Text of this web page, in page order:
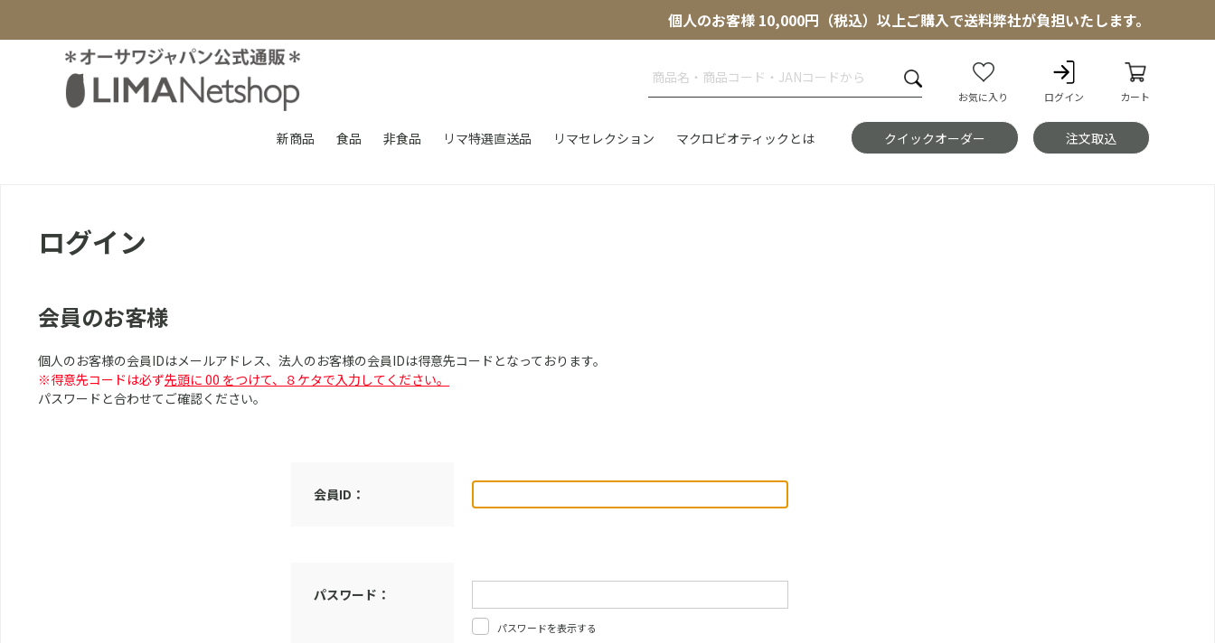
個人のお客様 10,000円（税込）以上ご購入で送料弊社が負担いたします。
お気に入り ログイン カート
新商品 食品 非食品 リマ特選直送品 リマセレクション マクロビオティックとは クイックオーダー 注文取込
ログイン
会員のお客様
個人のお客様の会員IDはメールアドレス、法人のお客様の会員IDは得意先コードとなっております。
※得意先コードは必ず先頭に 00 をつけて、８ケタで入力してください。
パスワードと合わせてご確認ください。
会員ID：
パスワード：
パスワードを表示する